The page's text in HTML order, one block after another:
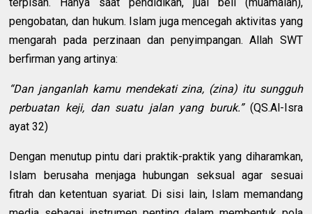
pengobatan, dan hukum. Islam juga mencegah aktivitas yang
mengarah pada perzinaan dan penyimpangan. Allah SWT
berfirman yang artinya:
“Dan janganlah kamu mendekati zina, (zina) itu sungguh
perbuatan keji, dan suatu jalan yang buruk.”(QS.Al-Isra
ayat 32)
Dengan menutup pintu dari praktik-praktik yang diharamkan,
Islam berusaha menjaga hubungan seksual agar sesuai
fitrah dan ketentuan syariat. Di sisi lain, Islam memandang